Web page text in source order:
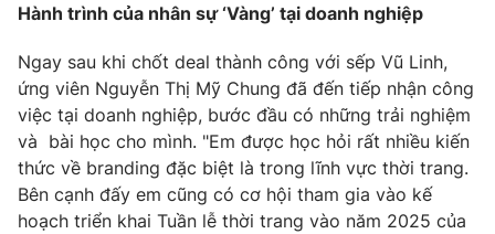
Hành trình của nhân sự ‘Vàng’ tại doanh nghiệp
Ngay sau khi chốt deal thành công với sếp Vũ Linh,
ứng viên Nguyễn Thị Mỹ Chung đã đến tiếp nhận công
việc tại doanh nghiệp, bước đầu có những trải nghiệm
và bài học cho mình. "Em được học hỏi rất nhiều kiến
thức về branding đặc biệt là trong lĩnh vực thời trang.
Bên cạnh đấy em cũng có cơ hội tham gia vào kế
hoạch triển khai Tuần lễ thời trang vào năm 2025 của